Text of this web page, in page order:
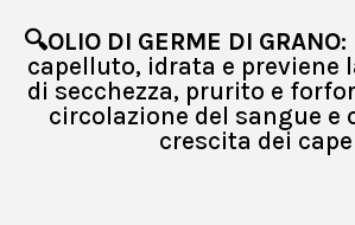
🔍OLIO DI GERME DI GRANO:
capelluto, idrata e previene
di secchezza, prurito e
circolazione del sangue e
crescita dei